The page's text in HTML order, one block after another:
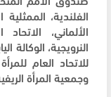
الفلندية، الممثلية
الألماني، الاتحاد
النرويجية، الوكالة
للاتحاد العام
وجمعية المرأة